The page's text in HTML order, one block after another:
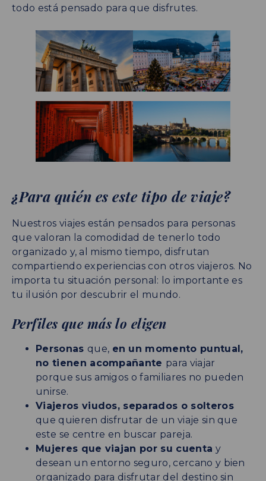
todo está pensado para que disfrutes.
¿Para quién es este tipo de viaje?
Nuestros viajes están pensados para personas
que valoran la comodidad de tenerlo todo
organizado y, al mismo tiempo, disfrutan
compartiendo experiencias con otros viajeros. No
importa tu situación personal: lo importante es
tu ilusión por descubrir el mundo.
Perfiles que más lo eligen
Personas que, en un momento puntual,
no tienen acompañante para viajar
porque sus amigos o familiares no pueden
unirse.
Viajeros viudos, separados o solteros
que quieren disfrutar de un viaje sin que
este se centre en buscar pareja.
Mujeres que viajan por su cuenta y
desean un entorno seguro, cercano y bien
organizado para disfrutar del destino sin